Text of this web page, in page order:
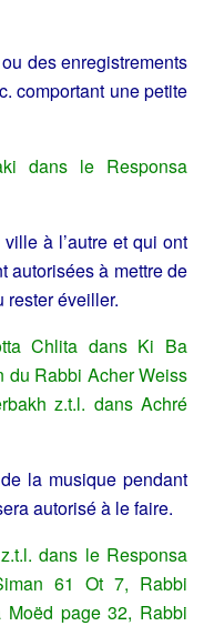
des enregistrements
comportant une petite
dans le Responsa
à l’autre et qui ont
autorisées à mettre de
rester éveiller.
Chlita dans Ki Ba
du Rabbi Acher Weiss
z.t.l. dans Achré
la musique pendant
autorisé à le faire.
dans le Responsa
61 Ot 7, Rabbi
page 32, Rabbi